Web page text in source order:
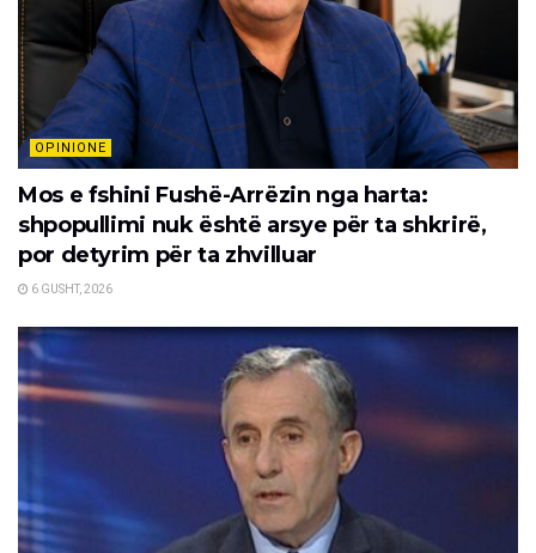
OPINIONE
Mos e fshini Fushë-Arrëzin nga harta:
shpopullimi nuk është arsye për ta shkrirë,
por detyrim për ta zhvilluar
6 GUSHT, 2026